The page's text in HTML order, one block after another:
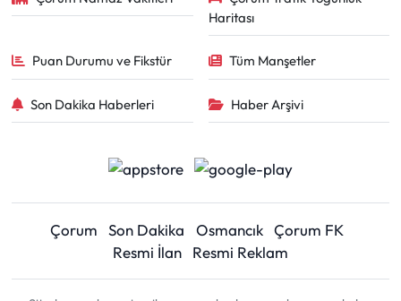
Haritası
Puan Durumu ve Fikstür Tüm Manşetler
Son Dakika Haberleri Haber Arşivi
Çorum Son Dakika Osmancık Çorum FK
Resmi İlan
Resmi Reklam